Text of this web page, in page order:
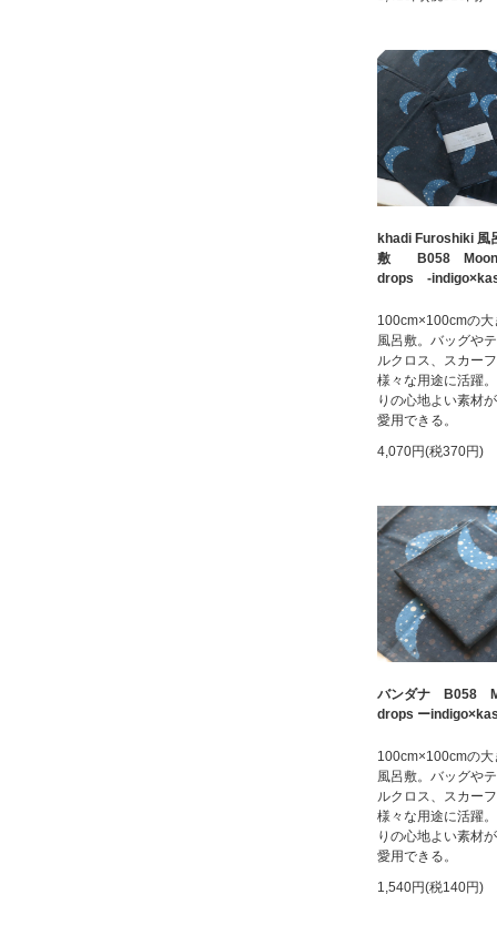
khadi Furoshiki 風
敷 B058 Moon
drops -
100cm×100cmの大
風呂敷。バッグや
ルクロス、スカー
様々な用途に活躍
りの心地よい素材
愛用できる。
4,070円(税370円)
バンダナ B058
drops ー
100cm×100cmの大
風呂敷。バッグや
ルクロス、スカー
様々な用途に活躍
りの心地よい素材
愛用できる。
1,540円(税140円)